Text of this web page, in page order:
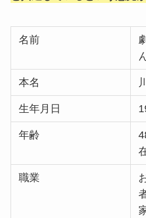
名前
本名
生年月日
年齢
職業